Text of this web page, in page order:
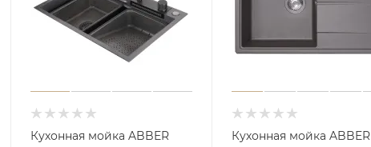
Кухонная мойка ABBER
Кухонная мойка ABBER